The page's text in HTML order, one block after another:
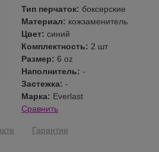
Тип перчаток: боксерские
Материал: кожзаменитель
Цвет: синий
Комплектность: 2 шт
Размер: 6 oz
Наполнитель: -
Застежка: -
Марка: Everlast
Сравнить
Гарантии